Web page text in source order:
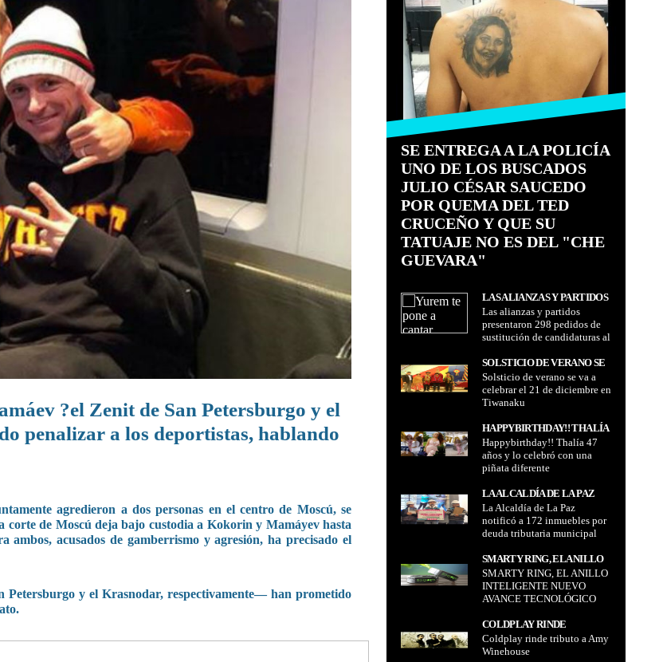
?el Zenit de San Petersburgo y el
penalizar a los deportistas, hablando
agredieron a dos personas en el centro de Moscú, se
corte de Moscú deja bajo custodia a Kokorin y Mamáyev hasta
ambos, acusados de gamberrismo y agresión, ha precisado el
y el Krasnodar, respectivamente— han prometido
SE ENTREGA A LA POLICÍA
UNO DE LOS BUSCADOS
JULIO CÉSAR SAUCEDO
POR QUEMA DEL TED
CRUCEÑO Y QUE SU
TATUAJE NO ES DEL "CHE
GUEVARA"
LAS ALIANZAS Y PARTIDOS
PRESENTARON 298
PEDIDOS DE SUSTITUCIÓN
DE CANDIDATURAS AL TSE
Las alianzas y partidos
presentaron 298 pedidos de
sustitución de candidaturas al
SOLSTICIO DE VERANO SE
VA A CELEBRAR EL 21 DE
DICIEMBRE EN TIWANAKU
Solsticio de verano se va a
celebrar el 21 de diciembre en
Tiwanaku
HAPPYBIRTHDAY!! THALÍA
47 AÑOS Y LO CELEBRÓ
CON UNA PIÑATA
DIFERENTE
Happybirthday!! Thalía 47
años y lo celebró con una
piñata diferente
LA ALCALDÍA DE LA PAZ
NOTIFICÓ A 172
INMUEBLES POR DEUDA
TRIBUTARIA MUNICIPAL
La Alcaldía de La Paz
notificó a 172 inmuebles por
deuda tributaria municipal
SMARTY RING, EL ANILLO
INTELIGENTE NUEVO
AVANCE TECNOLÓGICO
SMARTY RING, EL ANILLO
INTELIGENTE NUEVO
AVANCE TECNOLÓGICO
COLDPLAY RINDE
TRIBUTO A AMY
WINEHOUSE
Coldplay rinde tributo a Amy
Winehouse